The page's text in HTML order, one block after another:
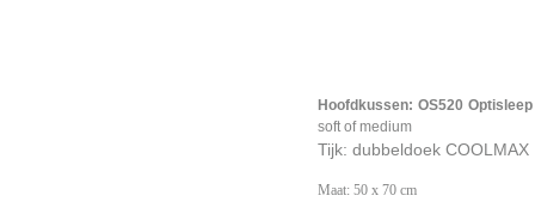
Hoofdkussen: OS520
soft of medium
Tijk: dubbeldoek
Maat: 50 x 70 cm